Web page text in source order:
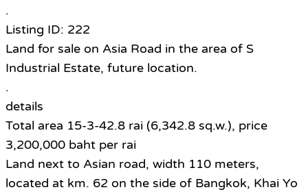
.
Listing ID: 222
Land for sale on Asia Road in the area of ​​S
Industrial Estate, future location.
.
details
Total area 15-3-42.8 rai (6,342.8 sq.w.), price
3,200,000 baht per rai
Land next to Asian road, width 110 meters,
located at km. 62 on the side of Bangkok, Khai Yo